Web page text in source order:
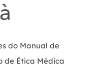
do Manual de
de Ética Médica